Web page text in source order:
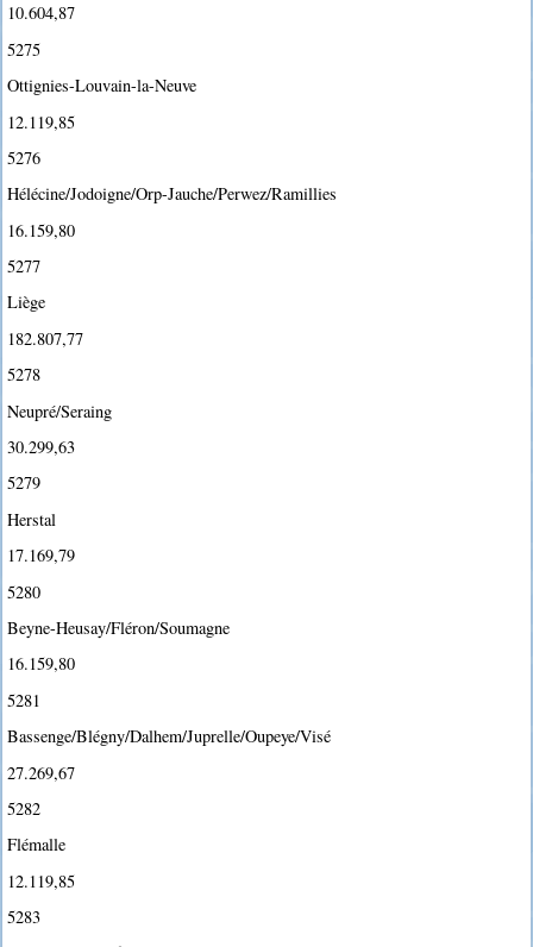
10.604,87
5275
Ottignies-Louvain-la-Neuve
12.119,85
5276
Hélécine/Jodoigne/Orp-Jauche/Perwez/Ramillies
16.159,80
5277
Liège
182.807,77
5278
Neupré/Seraing
30.299,63
5279
Herstal
17.169,79
5280
Beyne-Heusay/Fléron/Soumagne
16.159,80
5281
Bassenge/Blégny/Dalhem/Juprelle/Oupeye/Visé
27.269,67
5282
Flémalle
12.119,85
5283